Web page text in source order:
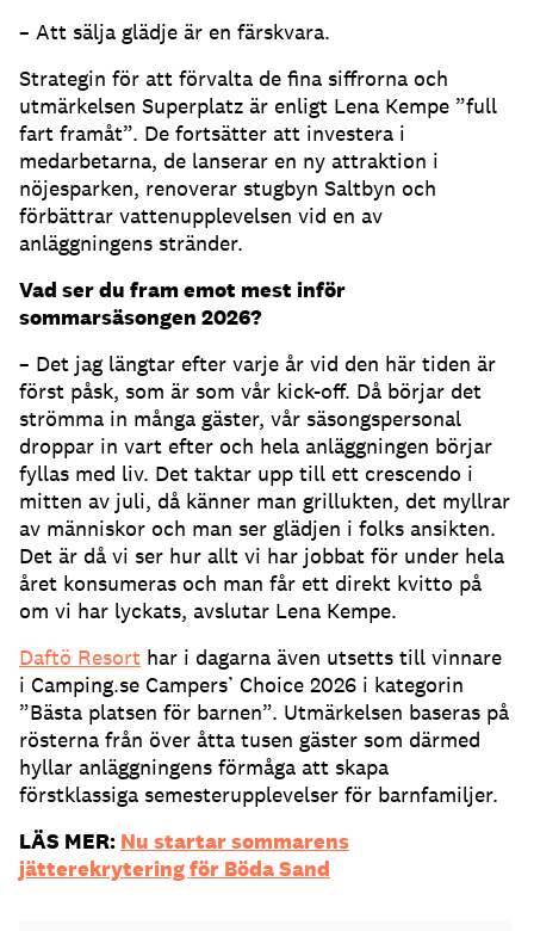
– Att sälja glädje är en färskvara.
Strategin för att förvalta de fina siffrorna och
utmärkelsen Superplatz är enligt Lena Kempe ”full
fart framåt”. De fortsätter att investera i
medarbetarna, de lanserar en ny attraktion i
nöjesparken, renoverar stugbyn Saltbyn och
förbättrar vattenupplevelsen vid en av
anläggningens stränder.
Vad ser du fram emot mest inför
sommarsäsongen 2026?
– Det jag längtar efter varje år vid den här tiden är
först påsk, som är som vår kick-off. Då börjar det
strömma in många gäster, vår säsongspersonal
droppar in vart efter och hela anläggningen börjar
fyllas med liv. Det taktar upp till ett crescendo i
mitten av juli, då känner man grillukten, det myllrar
av människor och man ser glädjen i folks ansikten.
Det är då vi ser hur allt vi har jobbat för under hela
året konsumeras och man får ett direkt kvitto på
om vi har lyckats, avslutar Lena Kempe.
Daftö Resort har i dagarna även utsetts till vinnare
i Camping.se Campers’ Choice 2026 i kategorin
”Bästa platsen för barnen”. Utmärkelsen baseras på
rösterna från över åtta tusen gäster som därmed
hyllar anläggningens förmåga att skapa
förstklassiga semesterupplevelser för barnfamiljer.
LÄS MER: Nu startar sommarens
jätterekrytering för Böda Sand